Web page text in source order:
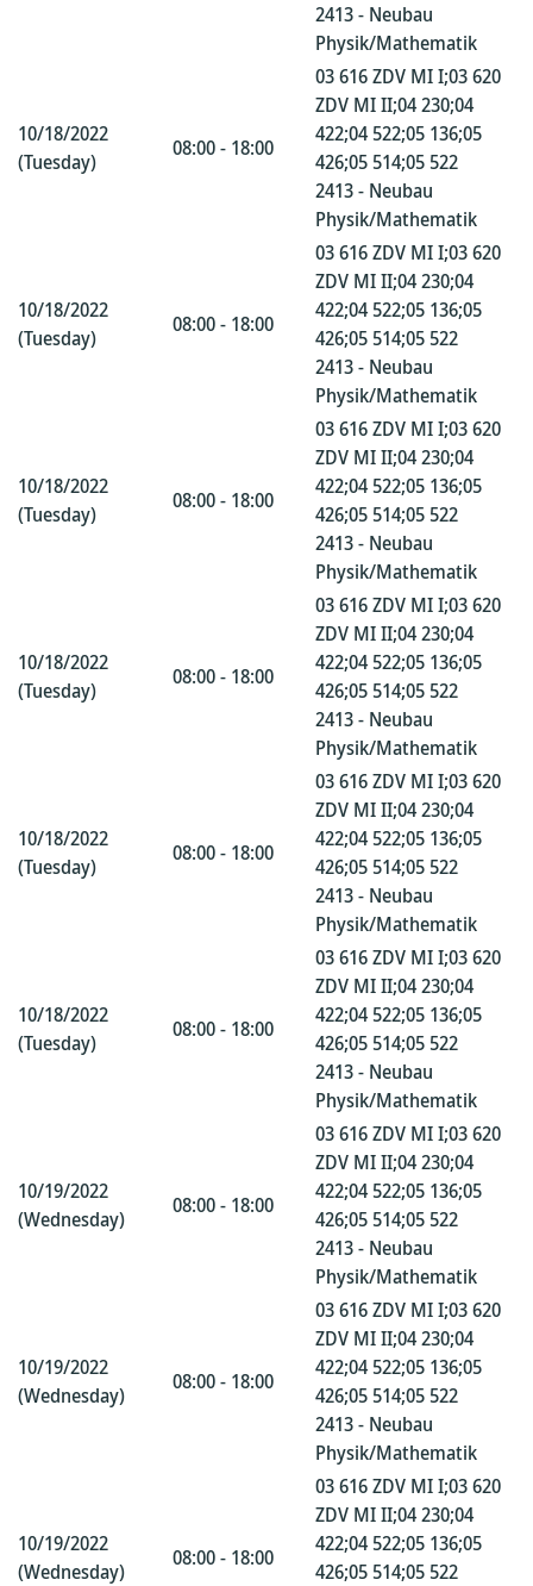
2413 - Neubau
Physik/Mathematik
10/18/2022
(Tuesday)
08:00 - 18:00
03 616 ZDV MI I;03 620
ZDV MI II;04 230;04
422;04 522;05 136;05
426;05 514;05 522
2413 - Neubau
Physik/Mathematik
10/18/2022
(Tuesday)
08:00 - 18:00
03 616 ZDV MI I;03 620
ZDV MI II;04 230;04
422;04 522;05 136;05
426;05 514;05 522
2413 - Neubau
Physik/Mathematik
10/18/2022
(Tuesday)
08:00 - 18:00
03 616 ZDV MI I;03 620
ZDV MI II;04 230;04
422;04 522;05 136;05
426;05 514;05 522
2413 - Neubau
Physik/Mathematik
10/18/2022
(Tuesday)
08:00 - 18:00
03 616 ZDV MI I;03 620
ZDV MI II;04 230;04
422;04 522;05 136;05
426;05 514;05 522
2413 - Neubau
Physik/Mathematik
10/18/2022
(Tuesday)
08:00 - 18:00
03 616 ZDV MI I;03 620
ZDV MI II;04 230;04
422;04 522;05 136;05
426;05 514;05 522
2413 - Neubau
Physik/Mathematik
10/18/2022
(Tuesday)
08:00 - 18:00
03 616 ZDV MI I;03 620
ZDV MI II;04 230;04
422;04 522;05 136;05
426;05 514;05 522
2413 - Neubau
Physik/Mathematik
10/19/2022
(Wednesday)
08:00 - 18:00
03 616 ZDV MI I;03 620
ZDV MI II;04 230;04
422;04 522;05 136;05
426;05 514;05 522
2413 - Neubau
Physik/Mathematik
10/19/2022
(Wednesday)
08:00 - 18:00
03 616 ZDV MI I;03 620
ZDV MI II;04 230;04
422;04 522;05 136;05
426;05 514;05 522
2413 - Neubau
Physik/Mathematik
10/19/2022
(Wednesday)
08:00 - 18:00
03 616 ZDV MI I;03 620
ZDV MI II;04 230;04
422;04 522;05 136;05
426;05 514;05 522